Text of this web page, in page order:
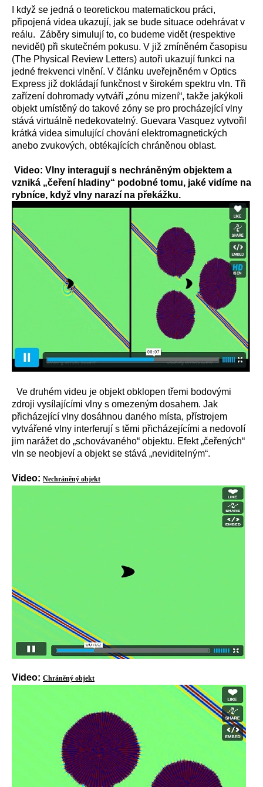
I když se jedná o teoretickou matematickou práci,
připojená videa ukazují, jak se bude situace odehrávat v
reálu. Záběry simulují to, co budeme vidět (respektive
nevidět) při skutečném pokusu. V již zmíněném časopisu
(The Physical Review Letters) autoři ukazují funkci na
jedné frekvenci vlnění. V článku uveřejněném v Optics
Express již dokládají funkčnost v širokém spektru vln. Tři
zařízení dohromady vytváří „zónu mizení“, takže jakýkoli
objekt umístěný do takové zóny se pro procházející vlny
stává virtuálně nedekovatelný. Guevara Vasquez vytvořil
krátká videa simulující chování elektromagnetických
anebo zvukových, obtékajících chráněnou oblast.
Video: Vlny interagují s nechráněným objektem a
vzniká „čeření hladiny“ podobné tomu, jaké vidíme na
rybníce, když vlny narazí na překážku.
Ve druhém videu je objekt obklopen třemi bodovými
zdroji vysílajícími vlny s omezeným dosahem. Jak
přicházející vlny dosáhnou daného místa, přístrojem
vytvářené vlny interferují s těmi přicházejícími a nedovolí
jim narážet do „schovávaného“ objektu. Efekt „čeřených“
vln se neobjeví a objekt se stává „neviditelným“.
Video: Nechráněný objekt
Video: Chráněný objekt